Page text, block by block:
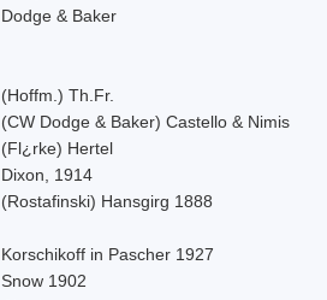
Dodge & Baker
(Hoffm.) Th.Fr.
(CW Dodge & Baker) Castello & Nimis
(Fl¿rke) Hertel
Dixon, 1914
(Rostafinski) Hansgirg 1888
Korschikoff in Pascher 1927
Snow 1902